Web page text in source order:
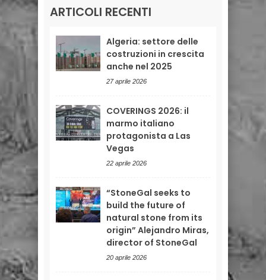
ARTICOLI RECENTI
Algeria: settore delle
costruzioni in crescita
anche nel 2025
27 aprile 2026
COVERINGS 2026: il
marmo italiano
protagonista a Las
Vegas
22 aprile 2026
“StoneGal seeks to
build the future of
natural stone from its
origin” Alejandro Miras,
director of StoneGal
20 aprile 2026